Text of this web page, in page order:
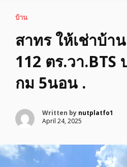
บ้าน
สาทร ให้เช่าบ้า
112 ตร.วา.BTS
กม 5นอน .
Written by nutplatfo1
April 24, 2025